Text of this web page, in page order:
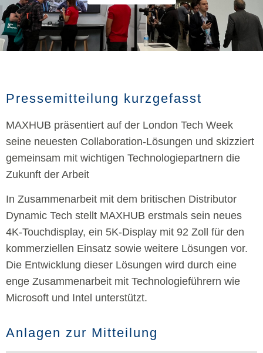
Pressemitteilung kurzgefasst
MAXHUB präsentiert auf der London Tech Week
seine neuesten Collaboration-Lösungen und skizziert
gemeinsam mit wichtigen Technologiepartnern die
Zukunft der Arbeit
In Zusammenarbeit mit dem britischen Distributor
Dynamic Tech stellt MAXHUB erstmals sein neues
4K-Touchdisplay, ein 5K-Display mit 92 Zoll für den
kommerziellen Einsatz sowie weitere Lösungen vor.
Die Entwicklung dieser Lösungen wird durch eine
enge Zusammenarbeit mit Technologieführern wie
Microsoft und Intel unterstützt.
Anlagen zur Mitteilung